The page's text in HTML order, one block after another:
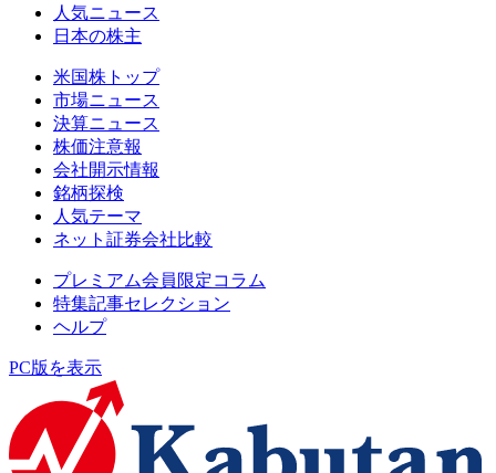
人気ニュース
日本の株主
米国株トップ
市場ニュース
決算ニュース
株価注意報
会社開示情報
銘柄探検
人気テーマ
ネット証券会社比較
プレミアム会員限定コラム
特集記事セレクション
ヘルプ
PC版を表示